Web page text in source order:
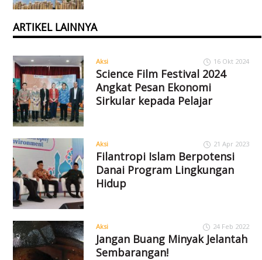
ARTIKEL LAINNYA
Aksi 16 Okt 2024
Science Film Festival 2024
Angkat Pesan Ekonomi
Sirkular kepada Pelajar
Aksi 21 Apr 2023
Filantropi Islam Berpotensi
Danai Program Lingkungan
Hidup
Aksi 24 Feb 2022
Jangan Buang Minyak Jelantah
Sembarangan!